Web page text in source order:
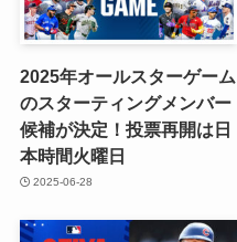
2025年オールスターゲーム
のスターティングメンバー
候補が決定！投票再開は日
本時間火曜日
2025-06-28